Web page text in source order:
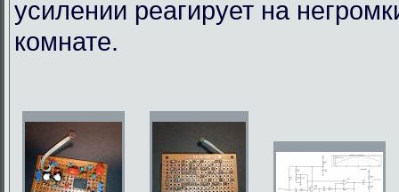
усилении реагирует на
комнате.